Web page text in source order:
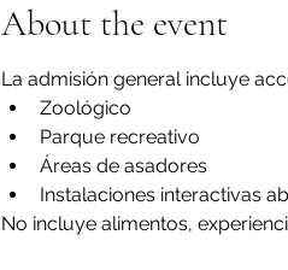
About the event
La admisión general incluye
Zoológico
Parque recreativo
Áreas de asadores
Instalaciones interactivas
No incluye alimentos,